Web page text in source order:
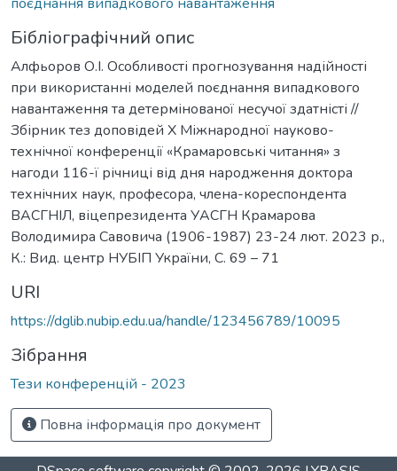
Бібліографічний опис
Алфьоров О.І. Особливості прогнозування надійності
при використанні моделей поєднання випадкового
навантаження та детермінованої несучої здатністі //
Збірник тез доповідей Х Міжнародної науково-
технічної конференції «Крамаровські читання» з
нагоди 116-ї річниці від дня народження доктора
технічних наук, професора, члена-кореспондента
ВАСГНІЛ, віцепрезидента УАСГН Крамарова
Володимира Савовича (1906-1987) 23-24 лют. 2023 р.,
К.: Вид. центр НУБІП України, С. 69 – 71
URI
https://dglib.nubip.edu.ua/handle/123456789/10095
Зібрання
Тези конференцій - 2023
Повна інформація про документ